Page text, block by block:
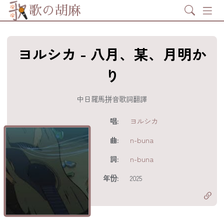
歌の胡麻 Search
ヨルシカ - 八月、某、月明か
り
中日羅馬拼音歌詞翻譯
唱:
ヨルシカ
曲:
n-buna
詞:
n-buna
年份:
2025
分享至
享至 X
分享至
製鏈結